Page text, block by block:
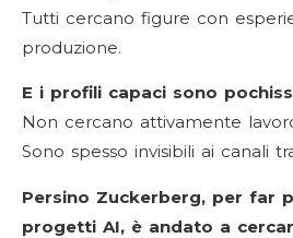
Tutti cercano figure con
produzione.
E i profili capaci sono
Non cercano attivamente
Sono spesso invisibili ai canali
Persino Zuckerberg, per far
progetti AI, è andato a